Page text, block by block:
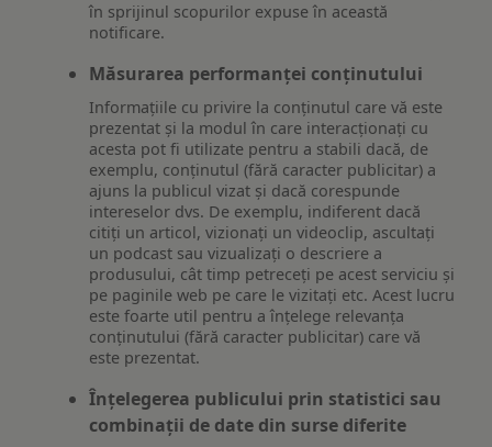
în sprijinul scopurilor expuse în această
notificare.
Măsurarea performanței conținutului
Informațiile cu privire la conținutul care vă este
prezentat și la modul în care interacționați cu
acesta pot fi utilizate pentru a stabili dacă, de
exemplu, conținutul (fără caracter publicitar) a
ajuns la publicul vizat și dacă corespunde
intereselor dvs. De exemplu, indiferent dacă
citiți un articol, vizionați un videoclip, ascultați
un podcast sau vizualizați o descriere a
produsului, cât timp petreceți pe acest serviciu și
pe paginile web pe care le vizitați etc. Acest lucru
este foarte util pentru a înțelege relevanța
conținutului (fără caracter publicitar) care vă
este prezentat.
Înțelegerea publicului prin statistici sau
combinații de date din surse diferite